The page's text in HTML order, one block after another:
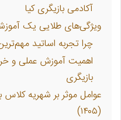
آکادمی بازیگری کیا
ویژگی‌های طلایی یک
چرا تجربه اساتید
اهمیت آموزش عملی و
بازیگری
عوامل موثر بر شهریه
(۱۴۰۵)